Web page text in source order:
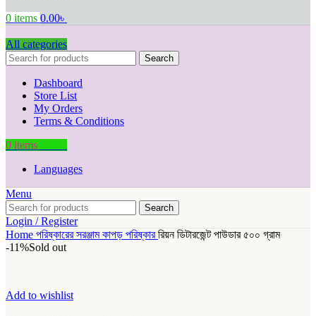
0 items 0.00৳
All categories
Search
Dashboard
Store List
My Orders
Terms & Conditions
0 items
Languages
Menu
Search
Login / Register
Home পরিষ্কারের সরঞ্জামকাপড় পরিষ্কাররিয়ন ‍ডিটারজেন্ট পাউডার ৫০০ গ্রাম
-11%Sold out
Add to wishlist